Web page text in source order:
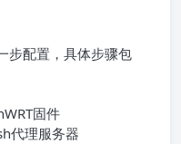
步配置，具体步骤包
固件
代理服务器